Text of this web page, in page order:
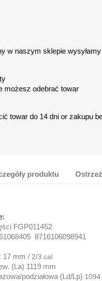
w naszym sklepie
możesz odebrać towar
towar do 14 dni or zakupu
produktu
FGP011452
8716106098941
17 mm / 2/3 cal
(La) 1119 mm
podziałowa (Ld/Lp)